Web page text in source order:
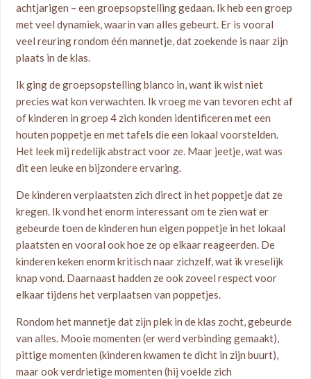
achtjarigen – een groepsopstelling gedaan. Ik heb een groep
met veel dynamiek, waarin van alles gebeurt. Er is vooral
veel reuring rondom één mannetje, dat zoekende is naar zijn
plaats in de klas.
Ik ging de groepsopstelling blanco in, want ik wist niet
precies wat kon verwachten. Ik vroeg me van tevoren echt af
of kinderen in groep 4 zich konden identificeren met een
houten poppetje en met tafels die een lokaal voorstelden.
Het leek mij redelijk abstract voor ze. Maar jeetje, wat was
dit een leuke en bijzondere ervaring.
De kinderen verplaatsten zich direct in het poppetje dat ze
kregen. Ik vond het enorm interessant om te zien wat er
gebeurde toen de kinderen hun eigen poppetje in het lokaal
plaatsten en vooral ook hoe ze op elkaar reageerden. De
kinderen keken enorm kritisch naar zichzelf, wat ik vreselijk
knap vond. Daarnaast hadden ze ook zoveel respect voor
elkaar tijdens het verplaatsen van poppetjes.
Rondom het mannetje dat zijn plek in de klas zocht, gebeurde
van alles. Mooie momenten (er werd verbinding gemaakt),
pittige momenten (kinderen kwamen te dicht in zijn buurt),
maar ook verdrietige momenten (hij voelde zich